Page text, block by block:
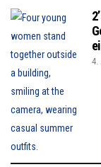
4.